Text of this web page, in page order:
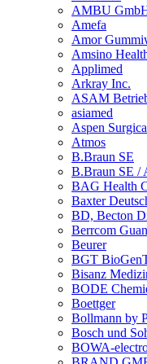
AMBU
Amefa
Amor
Amsino
Applimed
Arkray Inc.
ASAM
asiamed
Aspen
Atmos
B.Braun SE
B.Braun SE /
BAG Health
Baxter
BD, Becton
Berrcom
Beurer
BGT
Bisanz
BODE
Boettger
Bollmann by
Bosch und
BOWA-